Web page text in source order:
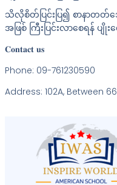
သိလိုစိတ်ပြင်းပြ၍ စာနာတ
အဖြစ် ကြီးပြင်းလာစေရန် ပ
𝐂𝐨𝐧𝐭𝐚𝐜𝐭 𝐮𝐬
Phone: 09-761230590
Address: 102A, Between